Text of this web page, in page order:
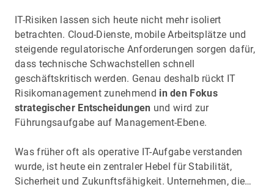
IT-Risiken lassen sich heute nicht mehr isoliert
betrachten. Cloud-Dienste, mobile Arbeitsplätze und
steigende regulatorische Anforderungen sorgen dafür,
dass technische Schwachstellen schnell
geschäftskritisch werden. Genau deshalb rückt IT
Risikomanagement zunehmend in den Fokus
strategischer Entscheidungen und wird zur
Führungsaufgabe auf Management-Ebene.
Was früher oft als operative IT-Aufgabe verstanden
wurde, ist heute ein zentraler Hebel für Stabilität,
Sicherheit und Zukunftsfähigkeit. Unternehmen, die…